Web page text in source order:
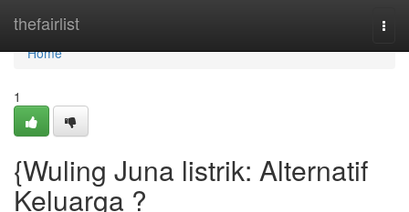
thefairlist
Home
Home
1
{Wuling Juna listrik: Alternatif
Keluarga ?